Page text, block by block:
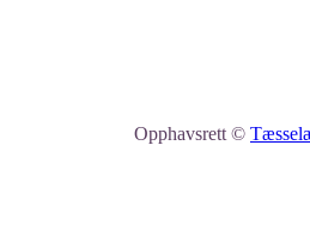
Opphavsrett ©